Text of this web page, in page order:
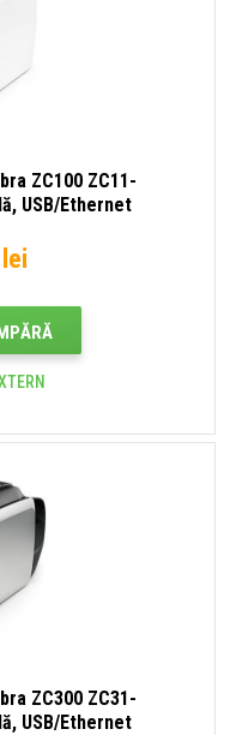
ZC100 ZC11-
USB/Ethernet
ZC300 ZC31-
USB/Ethernet